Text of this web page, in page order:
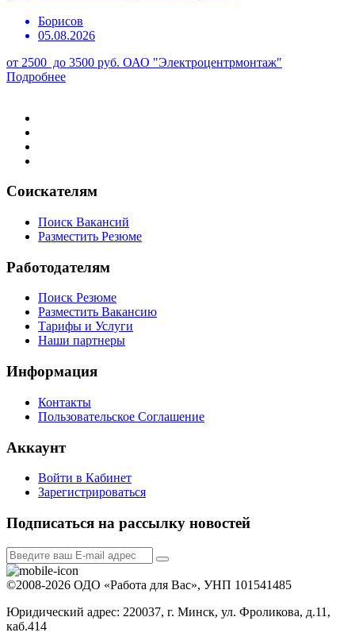
Борисов
05.08.2026
от 2500 до 3500 руб. ОАО "Электроцентрмонтаж"
Подробнее
Соискателям
Поиск Вакансий
Разместить Резюме
Работодателям
Поиск Резюме
Разместить Вакансию
Тарифы и Услуги
Наши партнеры
Информация
Контакты
Пользовательское Соглашение
Аккаунт
Войти в Кабинет
Зарегистрироваться
Подписаться на рассылку новостей
©2008-2026 ОДО «Работа для Вас», УНП 101541485
Юридический адрес: 220037, г. Минск, ул. Фроликова, д.11,
каб.414